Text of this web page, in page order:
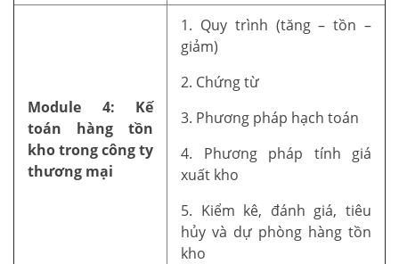
Module 4: Kế
toán hàng tồn
kho trong công ty
thương mại
1. Quy trình (tăng – tồn –
giảm)
2. Chứng từ
3. Phương pháp hạch toán
4. Phương pháp tính giá
xuất kho
5. Kiểm kê, đánh giá, tiêu
hủy và dự phòng hàng tồn
kho